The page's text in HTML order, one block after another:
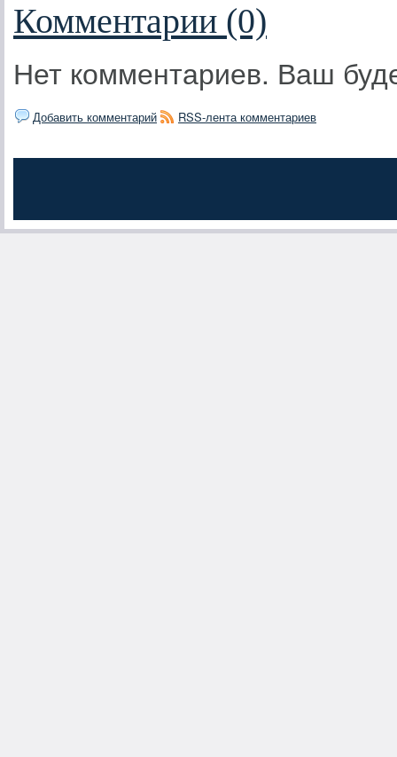
Комментарии (0)
Нет комментариев. Ваш
Добавить комментарий RSS-лента комментариев